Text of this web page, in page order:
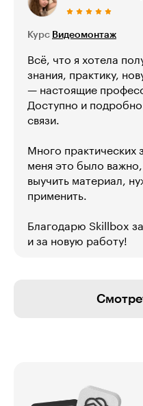
Курс Видеомонтаж
Всё, что я хотела
знания, практику,
— настоящие
Доступно и
связи.
Много практических
меня это было
выучить материал,
применить.
Благодарю Skillbox
и за новую работу!